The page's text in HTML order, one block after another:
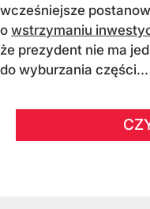
wcześniejsze
o wstrzymaniu
że prezydent nie ma
do wyburzania części...